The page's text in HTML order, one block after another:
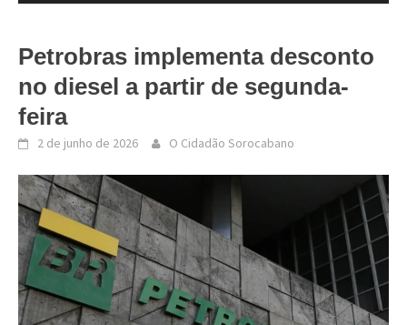
Petrobras implementa desconto
no diesel a partir de segunda-
feira
2 de junho de 2026 O Cidadão Sorocabano